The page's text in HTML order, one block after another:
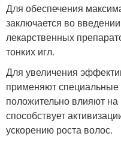
Для обеспечения
заключается во
лекарственных
тонких игл.
Для увеличения
применяют
положительно влияют
способствует
ускорению роста волос.